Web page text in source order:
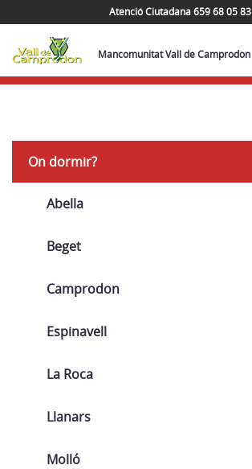
Atenció Ciutadana 659 68 05 83
Mancomunitat Vall de Camprodon
Navega
On dormir?
Abella
Beget
Camprodon
Espinavell
La Roca
Llanars
Molló